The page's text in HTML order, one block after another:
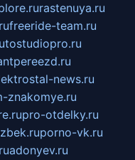
rastenuya.ru
freeride-team.ru
news.ru
znakomye.ru
pro-otdelky.ru
porno-vk.ru
adonyev.ru